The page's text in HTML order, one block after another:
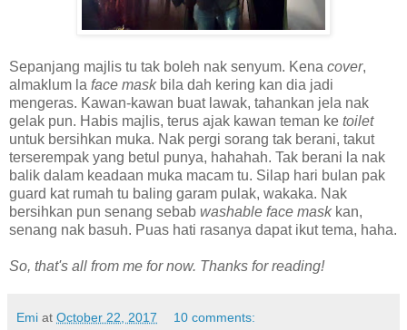
Sepanjang majlis tu tak boleh nak senyum. Kena cover,
almaklum la face mask bila dah kering kan dia jadi
mengeras. Kawan-kawan buat lawak, tahankan jela nak
gelak pun. Habis majlis, terus ajak kawan teman ke toilet
untuk bersihkan muka. Nak pergi sorang tak berani, takut
terserempak yang betul punya, hahahah. Tak berani la nak
balik dalam keadaan muka macam tu. Silap hari bulan pak
guard kat rumah tu baling garam pulak, wakaka. Nak
bersihkan pun senang sebab washable face maskkan,
senang nak basuh. Puas hati rasanya dapat ikut tema, haha.
So, that's all from me for now. Thanks for reading!
Emi at October 22, 2017 10 comments: